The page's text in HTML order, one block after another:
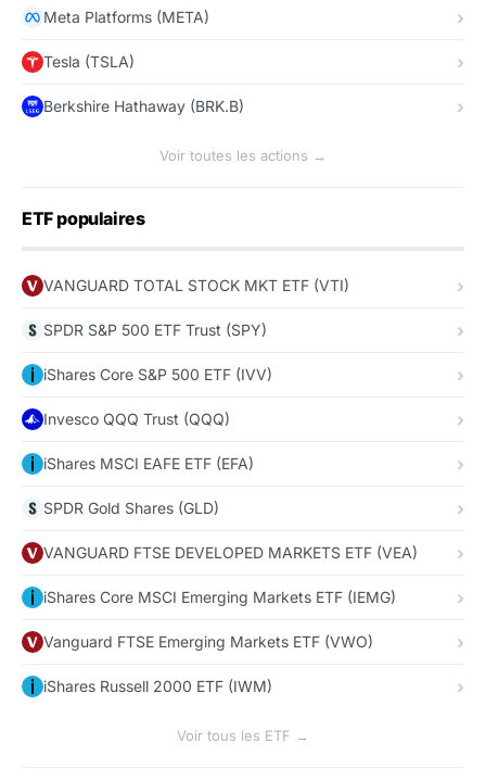
Meta Platforms (META)
Tesla (TSLA)
Berkshire Hathaway (BRK.B)
Voir toutes les actions →
ETF populaires
VANGUARD TOTAL STOCK MKT ETF (VTI)
SPDR S&P 500 ETF Trust (SPY)
iShares Core S&P 500 ETF (IVV)
Invesco QQQ Trust (QQQ)
iShares MSCI EAFE ETF (EFA)
SPDR Gold Shares (GLD)
VANGUARD FTSE DEVELOPED MARKETS ETF (VEA)
iShares Core MSCI Emerging Markets ETF (IEMG)
Vanguard FTSE Emerging Markets ETF (VWO)
iShares Russell 2000 ETF (IWM)
Voir tous les ETF →